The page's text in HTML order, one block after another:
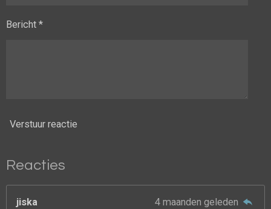
Bericht *
Verstuur reactie
Reacties
jiska
4 maanden geleden